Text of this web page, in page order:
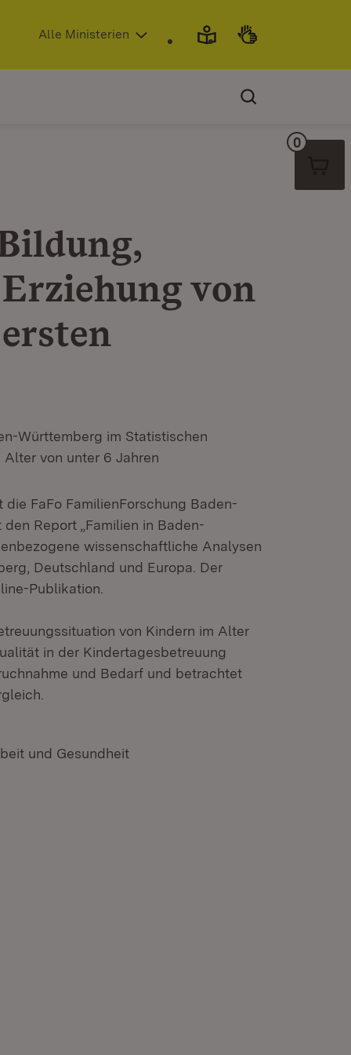
(Öffnet in neuem Fenster)
Alle Ministerien
von
Württemberg im Statistischen
von unter 6 Jahren
FaFo FamilienForschung Baden-
Report „Familien in Baden-
wissenschaftliche Analysen
Deutschland und Europa. Der
Publikation.
von Kindern im Alter
in der Kindertagesbetreuung
und Bedarf und betrachtet
und Gesundheit
0